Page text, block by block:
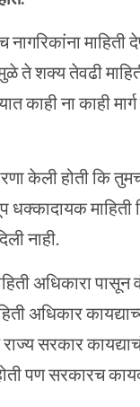
ते शक्य तेवढी
काही ना काही
केली होती कि
धक्कादायक
नाही.
अधिकारा पासून
अधिकार
सरकार
होती पण सरकारच